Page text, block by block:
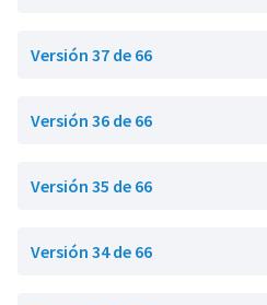
Versión 37 de 66
Versión 36 de 66
Versión 35 de 66
Versión 34 de 66